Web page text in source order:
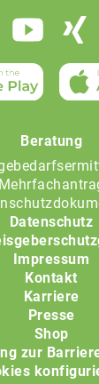
Beratung
Datenschutz
Impressum
Kontakt
Karriere
Presse
Shop
zur